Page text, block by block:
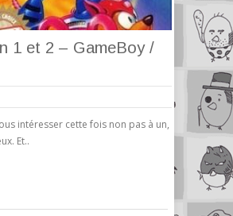
1 et 2 – GameBoy /
intéresser cette fois non pas à un,
Et..